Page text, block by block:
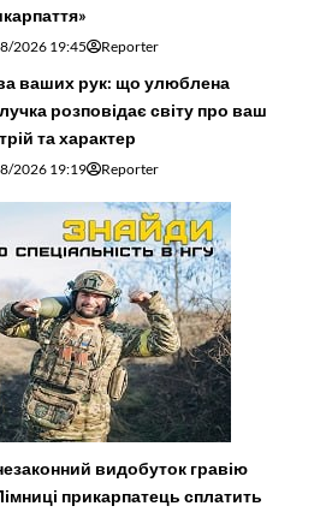
2026 19:45 Reporter
ваших рук: що улюблена
розповідає світу про ваш
та характер
2026 19:19 Reporter
видобуток гравію
прикарпатець сплатить